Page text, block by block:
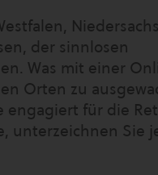
der sinnlosen
Was mit einer
Orten zu
für die
unterzeichnen Sie